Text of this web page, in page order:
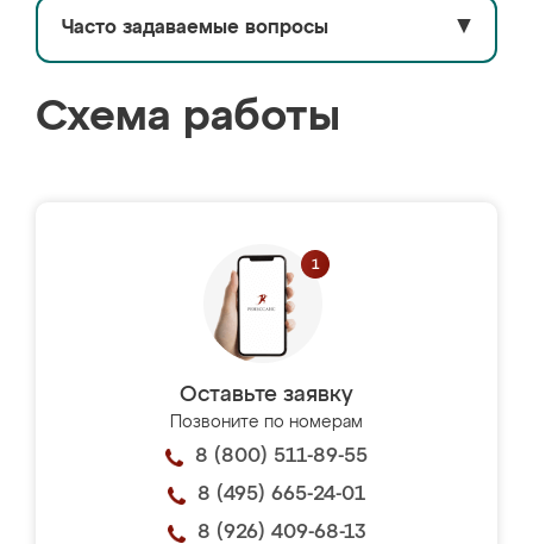
Часто задаваемые вопросы ▼
Схема работы
Оставьте заявку
Позвоните по номерам
8 (800) 511-89-55
8 (495) 665-24-01
8 (926) 409-68-13